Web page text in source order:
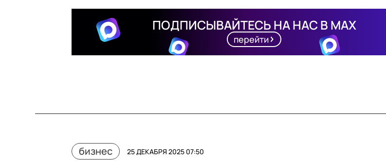
ПОДПИСЫВАЙТЕСЬ НА НАС В MAX
перейти
бизнес 25 ДЕКАБРЯ 2025 07:50